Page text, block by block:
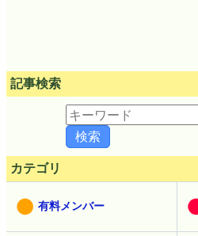
記事検索
カテゴリ
有料メンバー